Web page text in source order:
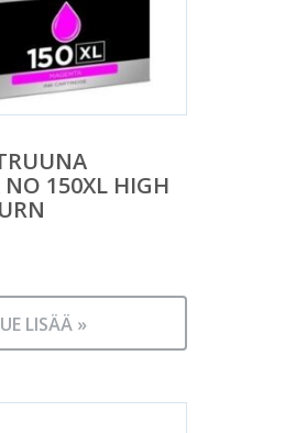
150XL HIGH
LISÄÄ »